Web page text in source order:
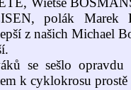
polák Marek
z našich Michael
se sešlo
k cyklokrosu prostě